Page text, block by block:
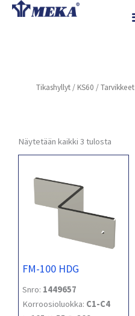
Siirry
Referenssit
Yhteystiedot
Tikashyllyt / KS60 /Tarvikkeet
Näytetään kaikki 3 tulosta
FM-100 HDG
Snro: 1449657
Korroosioluokka: C1-C4